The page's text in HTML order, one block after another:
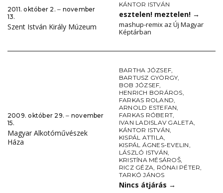
2011. október 2. ‒ november
13.
Szent István Király Múzeum
KÁNTOR ISTVÁN
esztelen! meztelen! →
mashup-remix az Új Magyar
Képtárban
2009. október 29. ‒ november
15.
Magyar Alkotóművészek
Háza
BARTHA JÓZSEF,
BARTUSZ GYÖRGY,
BOB JÓZSEF,
HENRICH BORÁROS,
FARKAS ROLAND,
ARNOLD ESTEFAN,
FARKAS RÓBERT,
IVAN LADISLAV GALETA,
KÁNTOR ISTVÁN,
KISPÁL ATTILA,
KISPÁL ÁGNES-EVELIN,
LÁSZLÓ ISTVÁN,
KRISTÍNA MÉSÁROŠ,
RICZ GÉZA, RÓNAI PÉTER,
TARKÓ JÁNOS
Nincs átjárás →